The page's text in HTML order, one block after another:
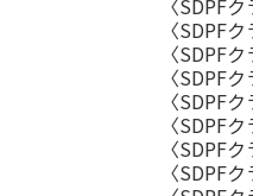
〈SDPF
〈SDPF
〈SDPF
〈SDPF
〈SDPF
〈SDPF
〈SDPF
〈SDPF